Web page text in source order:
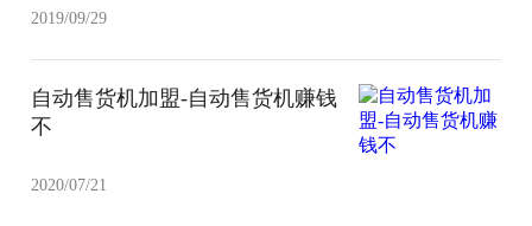
2019/09/29
自动售货机加盟-自动售货机赚钱
不
2020/07/21